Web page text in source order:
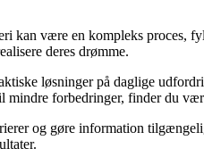
kan være en kompleks proces,
deres drømme.
løsninger på daglige
mindre forbedringer, finder du
og gøre information